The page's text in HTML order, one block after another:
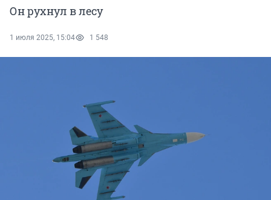
Он рухнул в лесу
1 июля 2025, 15:04 1 548